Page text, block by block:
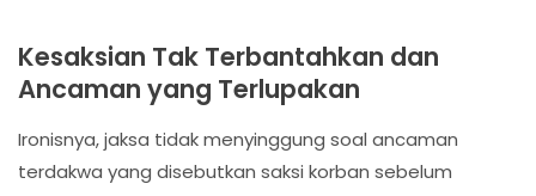
Kesaksian Tak Terbantahkan dan
Ancaman yang Terlupakan
Ironisnya, jaksa tidak menyinggung soal ancaman
terdakwa yang disebutkan saksi korban sebelum